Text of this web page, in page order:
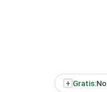
+ Gratis: